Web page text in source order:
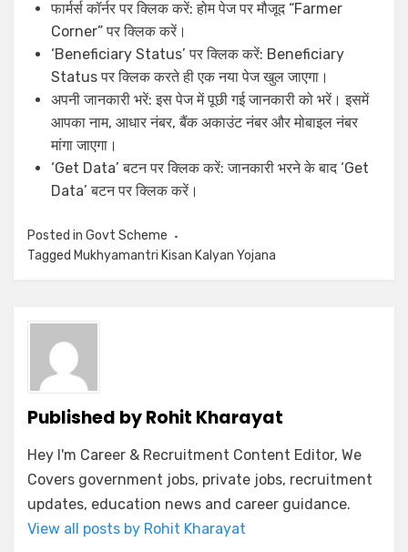
फार्मर्स कॉर्नर पर क्लिक करें: होम पेज पर मौजूद “Farmer
Corner” पर क्लिक करें।
‘Beneficiary Status’ पर क्लिक करें: Beneficiary
Status पर क्लिक करते ही एक नया पेज खुल जाएगा।
अपनी जानकारी भरें: इस पेज में पूछी गई जानकारी को भरें। इसमें
आपका नाम, आधार नंबर, बैंक अकाउंट नंबर और मोबाइल नंबर
मांगा जाएगा।
‘Get Data’ बटन पर क्लिक करें: जानकारी भरने के बाद ‘Get
Data’ बटन पर क्लिक करें।
Posted in Govt Scheme
Tagged Mukhyamantri Kisan Kalyan Yojana
Published byRohit Kharayat
Hey I'm Career & Recruitment Content Editor, We
Covers government jobs, private jobs, recruitment
updates, education news and career guidance.
View all posts by Rohit Kharayat